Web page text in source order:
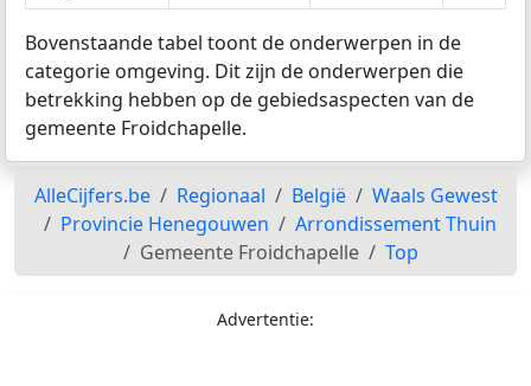
Bovenstaande tabel toont de onderwerpen in de
categorie omgeving. Dit zijn de onderwerpen die
betrekking hebben op de gebiedsaspecten van de
gemeente Froidchapelle.
AlleCijfers.be Regionaal België
Waals Gewest
Provincie Henegouwen
Arrondissement Thuin
Gemeente Froidchapelle
Top
Advertentie: